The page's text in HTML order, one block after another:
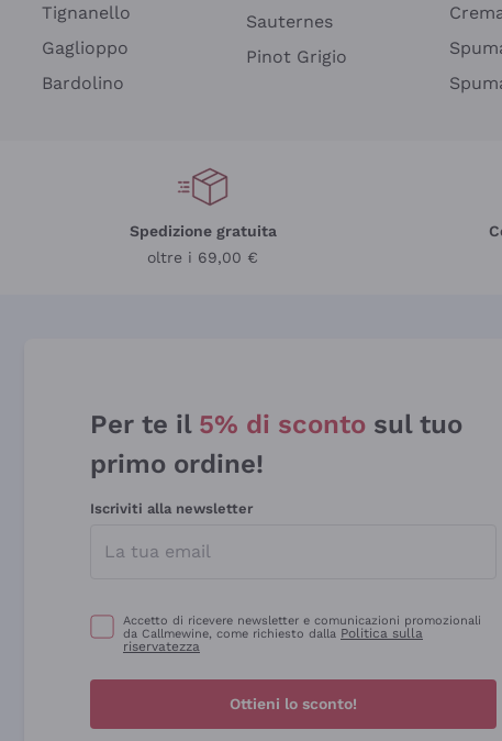
Tignanello
Gaglioppo
Bardolino
Sauternes
Pinot Grigio
Spedizione gratuita
oltre i 69,00 €
Per te il 5% di sconto sul tuo
primo ordine!
Iscriviti alla newsletter
Accetto di ricevere newsletter e comunicazioni promozionali
da Callmewine, come richiesto dalla Politica sulla
riservatezza
Ottieni lo sconto!